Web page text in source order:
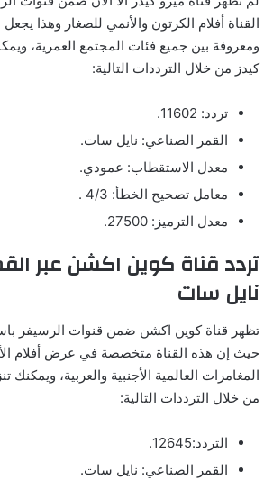
القناة أفلام الكرتون والأنمي للصغار وهذا يجعل
ومعروفة بين جميع فئات المجتمع العمرية،
كيدز من خلال الترددات التالية:
تردد: 11602.
القمر الصناعي: نايل سات.
معدل الاستقطاب: عمودي.
معامل تصحيح الخطأ: 4/3 .
معدل الترميز: 27500.
تردد قناة كوين اكشن عبر
نايل سات
حيث إن هذه القناة متخصصة في عرض أفلام
المغامرات العالمية الأجنبية والعربية، ويمكنك
من خلال الترددات التالية:
التردد:12645.
القمر الصناعي: نايل سات.